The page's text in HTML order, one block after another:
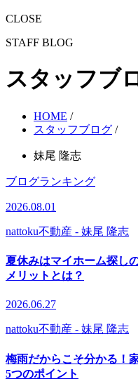
CLOSE
STAFF BLOG
スタッフブ
HOME /
スタッフブログ /
妹尾 隆志
ブログランキング
2026.08.01
nattoku不動産 - 妹尾 隆志
夏休みはマイホーム探し
メリットとは？
2026.06.27
nattoku不動産 - 妹尾 隆志
梅雨だからこそ分かる！
5つのポイント